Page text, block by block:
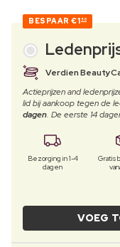
BESPAAR €1 50
Verdien
Actieprijzen and
lid bij aankoop tegen de
dagen. De eerste 14
Bezorging in 1-4
dagen
Gratis
VOEG